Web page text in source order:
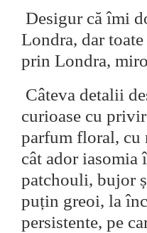
Desigur că îmi
Londra, dar
prin Londra,
Câteva detalii
curioase cu
parfum floral, cu
cât ador
patchouli, bujor
puțin greoi, la
persistente, pe